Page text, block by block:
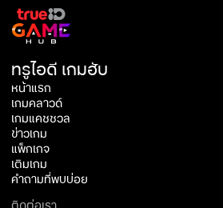
ทรูไอดี เกมฮับ
หน้าแรก
เกมคลาวด์
เกมแคชชวล
ข่าวเกม
แพ็กเกจ
เติมเกม
คำถามที่พบบ่อย